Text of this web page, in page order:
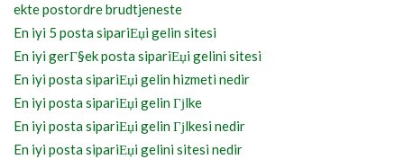
ekte postordre brudtjeneste
En iyi 5 posta sipariЕџi gelin sitesi
En iyi gerГ§ek posta sipariЕџi gelini sitesi
En iyi posta sipariЕџi gelin hizmeti nedir
En iyi posta sipariЕџi gelin Гјlke
En iyi posta sipariЕџi gelin Гјlkesi nedir
En iyi posta sipariЕџi gelini sitesi nedir